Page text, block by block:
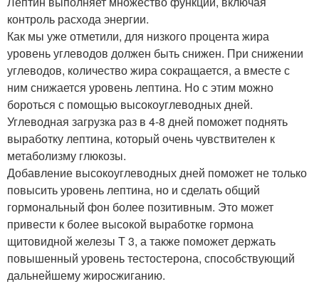
контроль расхода энергии.
Как мы уже отметили, для низкого процента жира
уровень углеводов должен быть снижен. При снижении
углеводов, количество жира сокращается, а вместе с
ним снижается уровень лептина. Но с этим можно
бороться с помощью высокоуглеводных дней.
Углеводная загрузка раз в 4-8 дней поможет поднять
выработку лептина, который очень чувствителен к
метаболизму глюкозы.
Добавление высокоуглеводных дней поможет не только
повысить уровень лептина, но и сделать общий
гормональный фон более позитивным. Это может
привести к более высокой выработке гормона
щитовидной железы Т 3, а также поможет держать
повышенный уровень тестостерона, способствующий
дальнейшему жиросжиганию.